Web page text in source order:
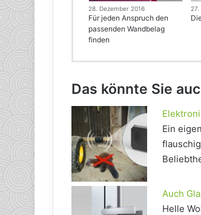
28. Dezember 2016
Für jeden Anspruch den
passenden Wandbelag
finden
27.
Das könnte Sie
Ein
Auch
Helle